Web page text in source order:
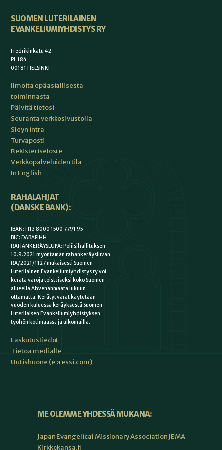
SUOMEN LUTERILAINEN
EVANKELIUMIYHDISTYS RY
Fredrikinkatu 42
PL 184
00181 HELSINKI
Ilmoita epäasiallisesta
toiminnasta
Päivitä tietosi
Seuranta verkkosivustolla
Sleyn intra
Turvaposti
Rekisteriseloste
Verkkopalveluiden tila
In English
RAHALAHJAT
(DANSKE BANK):
IBAN: FI13 8000 1500 7791 95
BIC: DABAFIHH
RAHANKERÄYSLUPA: Poliisihallituksen
10.9.2021 myöntämän rahankeräysluvan
RA/2021/1127 mukaisesti Suomen
Luterilainen Evankeliumiyhdistys ry voi
kerätä varoja toistaiseksi koko Suomen
alueella Ahvenanmaata lukuun
ottamatta. Kerätyt varat käytetään
vuoden kuluessa keräyksestä Suomen
Luterilaisen Evankeliumiyhdistyksen
työhön kotimaassa ja ulkomailla.
Laskutustiedot
Tietoa medialle
Uutishuone (epressi.com)
ME OLEMME YHDESSÄ MUKANA:
Japan Evangelical Missionary Association JEMA
Kirkkokansa.fi